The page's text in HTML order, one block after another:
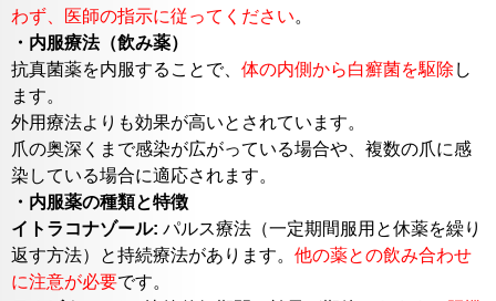
わず、医師の指示に従ってください。
・内服療法（飲み薬）
抗真菌薬を内服することで、 体の内側から白癬菌を駆除 し
ます。
外用療法よりも効果が高いとされています。
爪の奥深くまで感染が広がっている場合や、複数の爪に感
染している場合に適応されます。
・内服薬の種類と特徴
イトラコナゾール: パルス療法（一定期間服用と休薬を繰り
返す方法）と持続療法があります。 他の薬との飲み合わせ
に注意が必要です。